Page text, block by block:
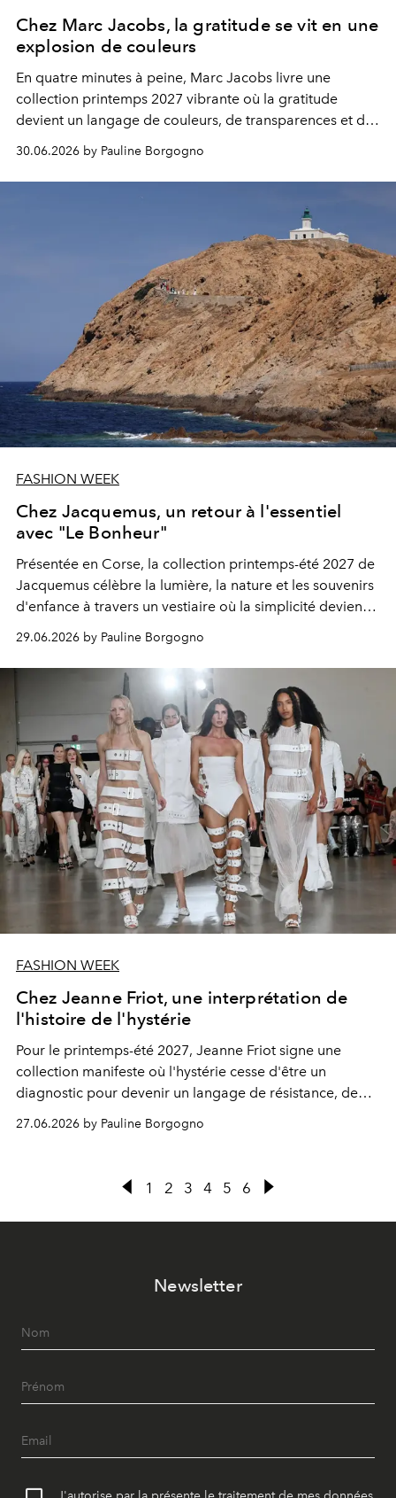
Chez Marc Jacobs, la gratitude se vit en une
explosion de couleurs
En quatre minutes à peine, Marc Jacobs livre une
collection printemps 2027 vibrante où la gratitude
devient un langage de couleurs, de transparences et de
proportions audacieuses.
30.06.2026 by Pauline Borgogno
FASHION WEEK
Chez Jacquemus, un retour à l'essentiel
avec "Le Bonheur"
Présentée en Corse, la collection printemps-été 2027 de
Jacquemus célèbre la lumière, la nature et les souvenirs
d'enfance à travers un vestiaire où la simplicité devient
un véritable luxe.
29.06.2026 by Pauline Borgogno
FASHION WEEK
Chez Jeanne Friot, une interprétation de
l'histoire de l'hystérie
Pour le printemps-été 2027, Jeanne Friot signe une
collection manifeste où l'hystérie cesse d'être un
diagnostic pour devenir un langage de résistance, de
liberté et d'émancipation.
27.06.2026 by Pauline Borgogno
1 2 3 4 5 6
Newsletter